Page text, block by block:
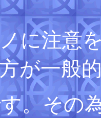
に注意
が一般
。その